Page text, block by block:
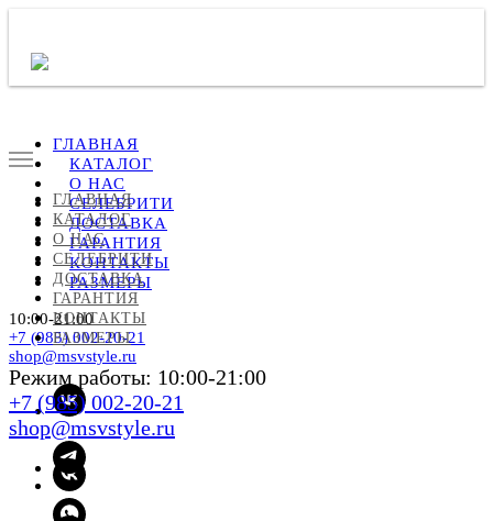
ГЛАВНАЯ
КАТАЛОГ
О НАС
СЕЛЕБРИТИ
ДОСТАВКА
ГАРАНТИЯ
КОНТАКТЫ
РАЗМЕРЫ
10:00-21:00
+7 (985) 002-20-21
shop@msvstyle.ru
ГЛАВНАЯ
КАТАЛОГ
О НАС
СЕЛЕБРИТИ
ДОСТАВКА
ГАРАНТИЯ
КОНТАКТЫ
РАЗМЕРЫ
Режим работы: 10:00-21:00
+7 (985) 002-20-21
shop@msvstyle.ru